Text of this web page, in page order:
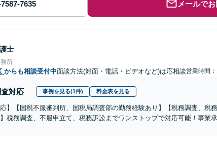
メールで
士
所
からも相談受付中面談方法(対面・電話・ビデオなど)は応相談営業時間
対応 事例を見る(1件) 料金表を見る
応】【国税不服審判所、国税局調査部の勤務経験あり】【税務調査、税
税務調査、不服申立て、税務訴訟までワンストップで対応可能！事業